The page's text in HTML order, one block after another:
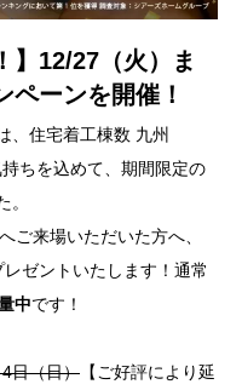
】12/27（火）ま
ペーンを開催！
、住宅着工棟数 九州
ちを込めて、期間限定の
ご来場いただいた方へ、
レゼントいたします！通常
中です！
日（日） 【ご好評により延